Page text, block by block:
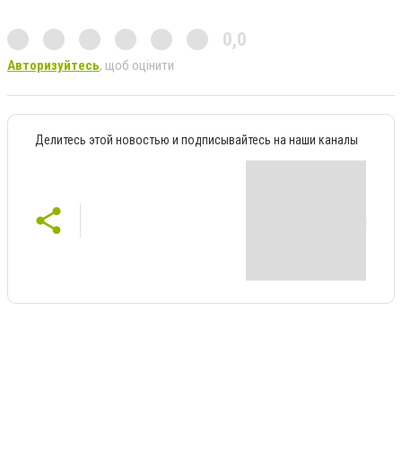
0,0
Авторизуйтесь, щоб оцінити
Делитесь этой новостью и подписывайтесь на наши каналы